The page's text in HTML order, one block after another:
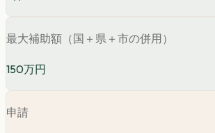
最大補助額（国＋県＋市の併用）
150万円
申請